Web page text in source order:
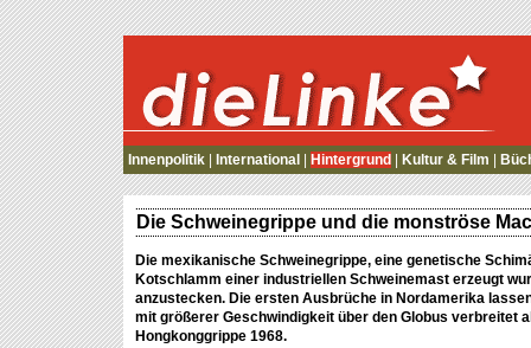
die Linke
Innenpolitik International Hintergrund Kultur & Film
Die Schweinegrippe und die monströse
Die mexikanische Schweinegrippe, eine genetische
Kotschlamm einer industriellen Schweinemast erzeugt
anzustecken. Die ersten Ausbrüche in Nordamerika
mit größerer Geschwindigkeit über den Globus verbreitet
Hongkonggrippe 1968.